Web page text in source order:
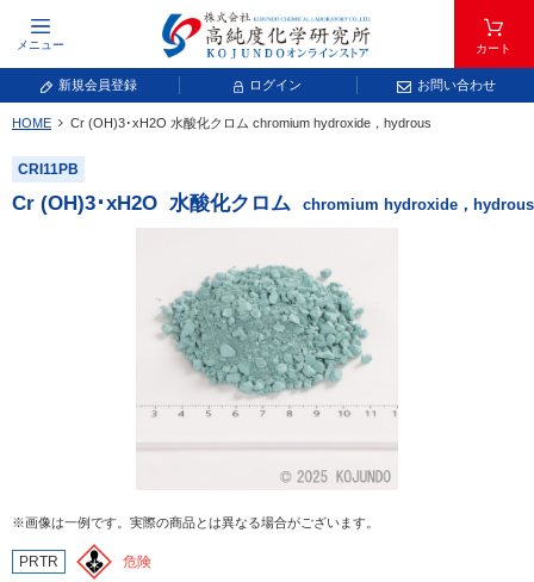
メニュー カート
新規会員登録 ログイン お問い合わせ
元素記号で検索する
元素周期表をタップすると、拡大表示されます。拡大した表から元素記号をタップ
し、一覧へ移動してください。
放射性元素または人工元素であり、弊社では取り扱いしておりません。
キーワードで検索する
HOME Cr (OH)3･xH2O 水酸化クロム chromium hydroxide，hydrous
CRI11PB
Cr (OH)3･xH2O 水酸化クロム chromium hydroxide，hydrous
※画像は一例です。実際の商品とは異なる場合がございます。
PRTR 危険